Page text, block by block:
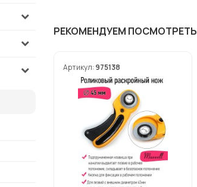
РЕКОМЕНДУЕМ ПОСМОТРЕТЬ
Артикул: 975138